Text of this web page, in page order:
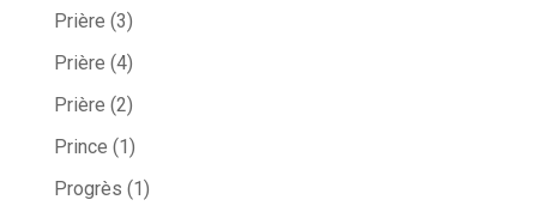
Prière (3)
Prière (4)
Prière (2)
Prince (1)
Progrès (1)